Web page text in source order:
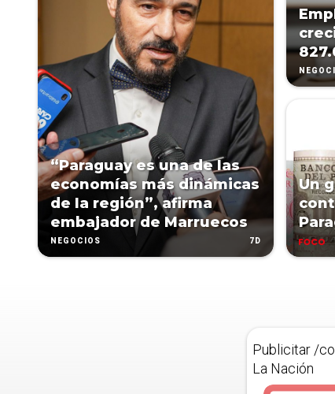
“Paraguay es una de las
economías más dinámicas
de la región”, afirma
embajador de Marruecos
NEGOCIOS 7D
Un
Publicitar /
La Nación